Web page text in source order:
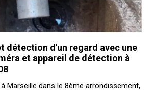
détection d'un regard avec une
et appareil de détection à
Marseille dans le 8ème arrondissement,